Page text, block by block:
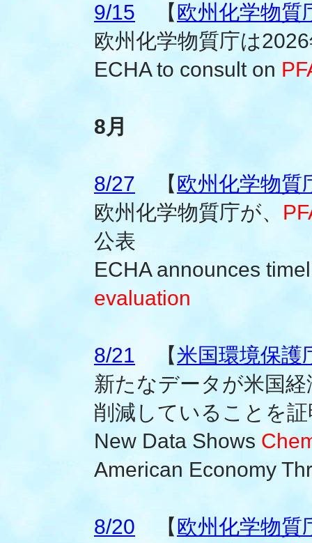
9/15 【欧州化学物質
欧州化学物質庁は
ECHA to consult on
8月
8/27 【欧州化学物質
欧州化学物質庁が、
公表
ECHA announces
evaluation
8/21 【米国環境保護
新たなデータが米国
削減していることを証
New Data Shows
American Economy
8/20 【欧州化学物質